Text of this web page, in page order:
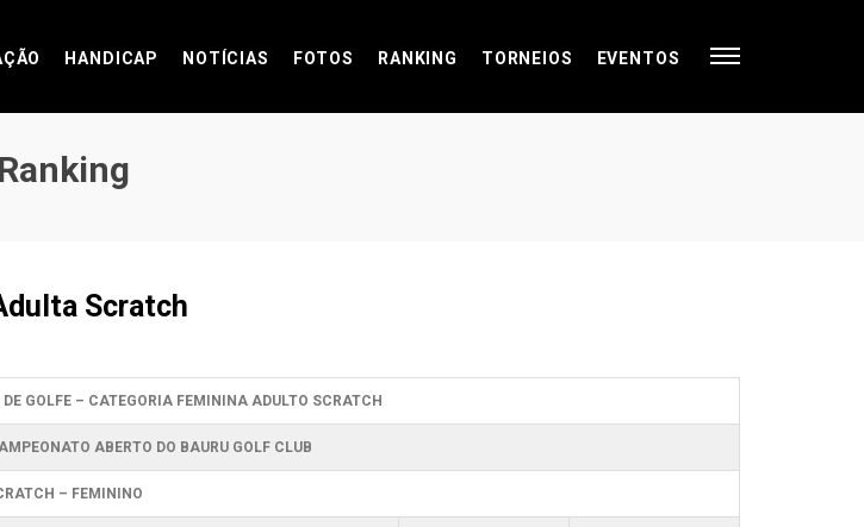
HANDICAP NOTÍCIAS FOTOS RANKING TORNEIOS EVENTOS
Ranking
Scratch
GOLFE – CATEGORIA FEMININA ADULTO SCRATCH
ABERTO DO BAURU GOLF CLUB
– FEMININO